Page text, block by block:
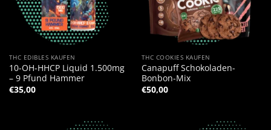
THC EDIBLES KAUFEN
10-OH-HHCP Liquid 1.500mg
– 9 Pfund Hammer
€35,00
THC COOKIES KAUFEN
Canapuff Schokoladen-
Bonbon-Mix
€50,00